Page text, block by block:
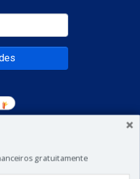
gratuitamente